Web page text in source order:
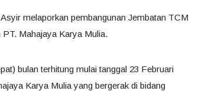
melaporkan pembangunan Jembatan TCM
Mahajaya Karya Mulia.
bulan terhitung mulai tanggal 23 Februari
Karya Mulia yang bergerak di bidang